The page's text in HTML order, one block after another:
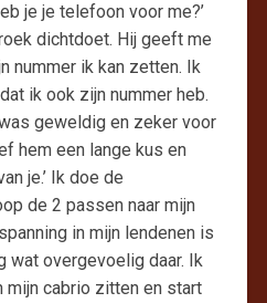
je je telefoon voor me?’
dichtdoet. Hij geeft me
nummer ik kan zetten. Ik
ik ook zijn nummer heb.
geweldig en zeker voor
hem een lange kus en
je.’ Ik doe de
de 2 passen naar mijn
in mijn lendenen is
wat overgevoelig daar. Ik
mijn cabrio zitten en start